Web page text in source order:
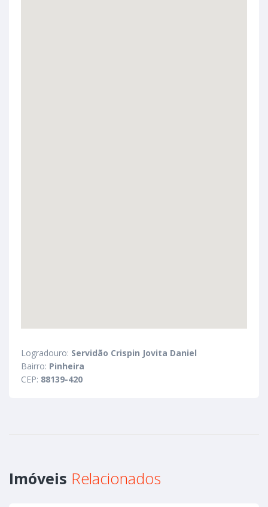
Logradouro: Servidão Crispin Jovita Daniel
Bairro: Pinheira
CEP: 88139-420
Imóveis Relacionados